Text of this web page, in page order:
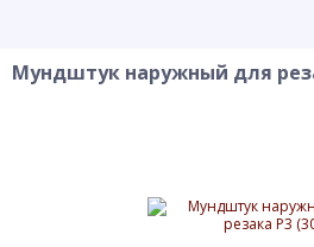
Мундштук наружный для